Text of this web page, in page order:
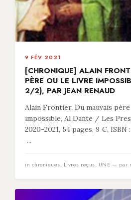
9 FÉV 2021
[CHRONIQUE] ALAIN
PÈRE OU LE LIVRE
2/2), PAR JEAN RENAUD
Alain Frontier, Du mauvais
impossible, Al Dante / Les
2020-2021, 54 pages, 9 €, ISBN
...
in chroniques, Livres reçus, UNE — par